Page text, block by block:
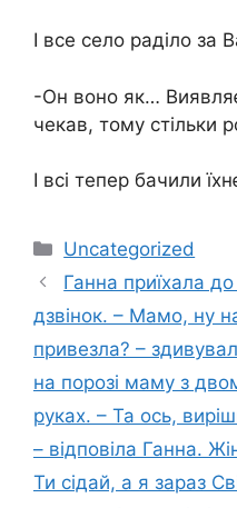
І все село раділо за
-Он воно як…
чекав, тому стільки
І всі тепер бачили
Категорії
Uncategorized
Ганна приїхала
дзвінок. – Мамо, ну
привезла? –
на порозі маму з
руках. – Та ось,
– відповіла Ганна.
Ти сідай, а я зараз